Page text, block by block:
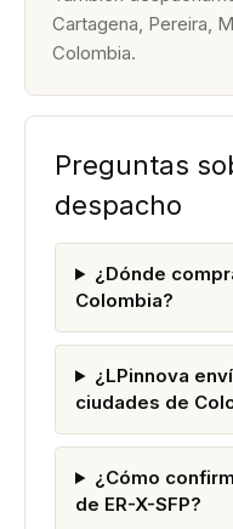
Cartagena, Pereira,
Colombia.
Preguntas
despacho
¿Dónde
Colombia?
¿LPinnova
ciudades de
¿Cómo
de ER-X-SFP?